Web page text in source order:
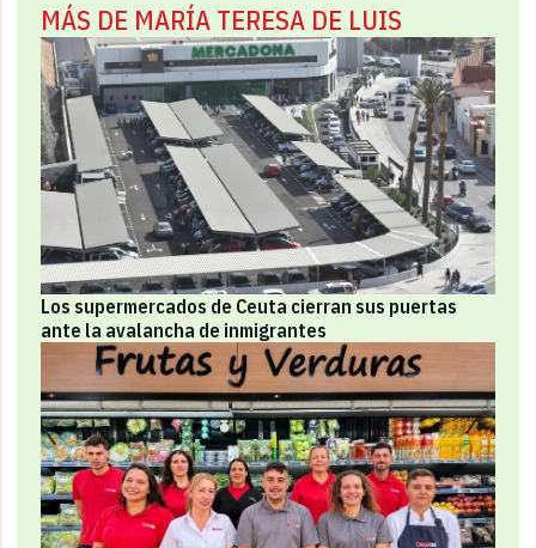
MÁS DE MARÍA TERESA DE LUIS
Los supermercados de Ceuta cierran sus puertas
ante la avalancha de inmigrantes